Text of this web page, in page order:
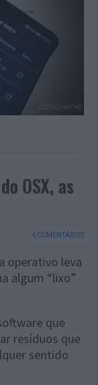
OSX, as
6 COMENTÁRIOS
operativo leva
algum “lixo”
que
resíduos que
sentido